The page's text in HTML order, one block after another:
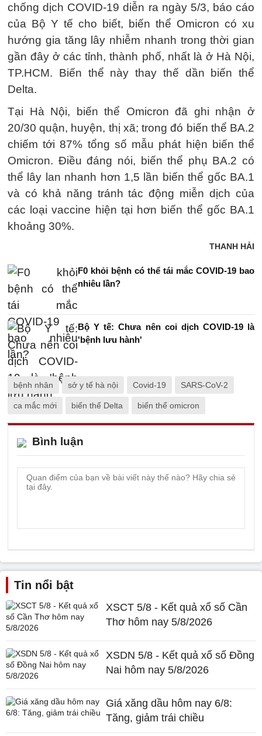
chống dịch COVID-19 diễn ra ngày 5/3, báo cáo
của Bộ Y tế cho biết, biến thể Omicron có xu
hướng gia tăng lây nhiễm nhanh trong thời gian
gần đây ở các tỉnh, thành phố, nhất là ở Hà Nội,
TP.HCM. Biến thể này thay thế dần biến thể
Delta.
Tại Hà Nội, biến thể Omicron đã ghi nhận ở
20/30 quận, huyện, thị xã; trong đó biến thể BA.2
chiếm tới 87% tổng số mẫu phát hiện biến thể
Omicron. Điều đáng nói, biến thể phụ BA.2 có
thể lây lan nhanh hơn 1,5 lần biến thể gốc BA.1
và có khả năng tránh tác động miễn dịch của
các loại vaccine hiện tại hơn biến thể gốc BA.1
khoảng 30%.
THANH HẢI
F0 khỏi bệnh có thể tái mắc COVID-19 bao
nhiêu lần?
Bộ Y tế: Chưa nên coi dịch COVID-19 là
'bệnh lưu hành'
bệnh nhân sở y tế hà nội Covid-19 SARS-CoV-2
ca mắc mới biến thể Delta biến thể omicron
Bình luận
Tin nổi bật
XSCT 5/8 - Kết quả xổ số Cần
Thơ hôm nay 5/8/2026
XSDN 5/8 - Kết quả xổ số Đồng
Nai hôm nay 5/8/2026
Giá xăng dầu hôm nay 6/8:
Tăng, giảm trái chiều